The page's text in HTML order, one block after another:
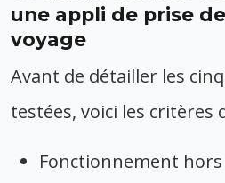
une appli de prise
voyage
Avant de détailler les
testées, voici les critères
Fonctionnement